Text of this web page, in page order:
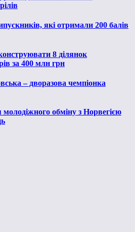
які отримали 200 балів
8 ділянок
за 400 млн грн
– дворазова чемпіонка
молодіжного обміну з Норвегією